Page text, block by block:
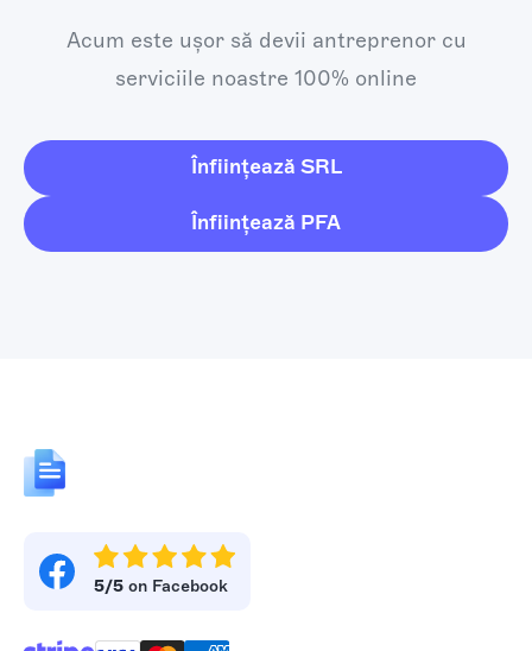
Acum este ușor să devii antreprenor cu
serviciile noastre 100% online
Înființează SRL
Înființează PFA
5/5 on Facebook